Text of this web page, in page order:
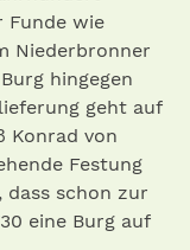
Funde wie
Niederbronner
hingegen
geht auf
Konrad von
Festung
dass schon zur
eine Burg auf